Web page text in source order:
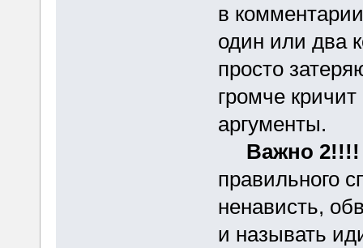
в
один или два
просто
громче
аргументы.
Важно 2!!!!
правильного
ненависть,
и называть